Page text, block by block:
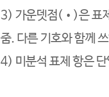
3) 가운뎃점(•)은 표
줌. 다른 기호와 함께
4) 미분석 표제 항은